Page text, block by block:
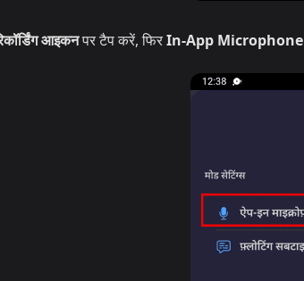
आइकनपर टैप करें, फिरIn-App Microphone